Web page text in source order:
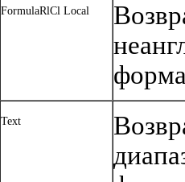
FormulaRlCl Local
Text